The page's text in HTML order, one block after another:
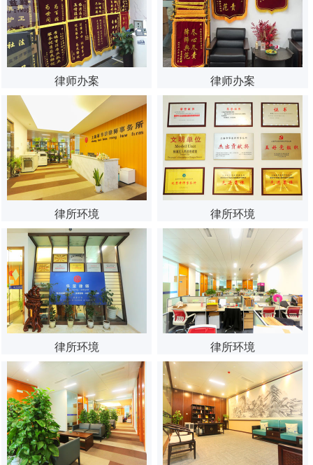
律师办案 律师办案
律所环境 律所环境
律所环境 律所环境